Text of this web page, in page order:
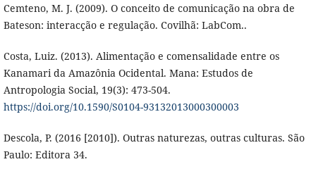
Cemteno, M. J. (2009). O conceito de comunicação na obra de
Bateson: interacção e regulação. Covilhã: LabCom..
Costa, Luiz. (2013). Alimentação e comensalidade entre os
Kanamari da Amazônia Ocidental. Mana: Estudos de
Antropologia Social, 19(3): 473-504.
https://doi.org/10.1590/S0104-93132013000300003
Descola, P. (2016 [2010]). Outras naturezas, outras culturas. São
Paulo: Editora 34.